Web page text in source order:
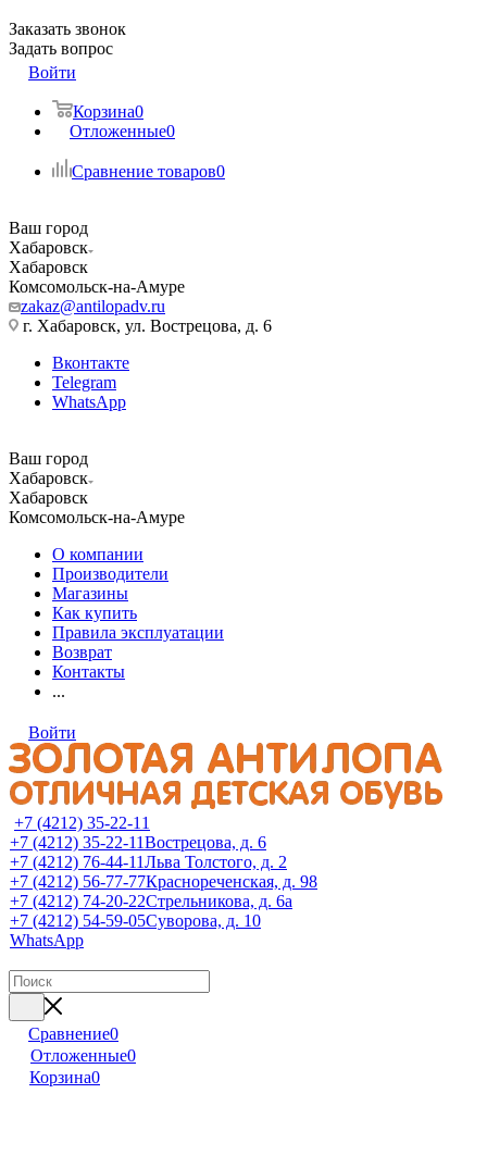
Заказать звонок
Задать вопрос
Войти
Корзина0
Отложенные0
Сравнение товаров0
Ваш город
Хабаровск
Хабаровск
Комсомольск-на-Амуре
zakaz@antilopadv.ru
г. Хабаровск, ул. Вострецова, д. 6
Вконтакте
Telegram
WhatsApp
Ваш город
Хабаровск
Хабаровск
Комсомольск-на-Амуре
О компании
Производители
Магазины
Как купить
Правила эксплуатации
Возврат
Контакты
...
Войти
+7 (4212) 35-22-11
+7 (4212) 35-22-11Вострецова, д. 6
+7 (4212) 76-44-11Льва Толстого, д. 2
+7 (4212) 56-77-77Краснореченская, д. 98
+7 (4212) 74-20-22Стрельникова, д. 6а
+7 (4212) 54-59-05Суворова, д. 10
WhatsApp
Сравнение0
Отложенные0
Корзина0